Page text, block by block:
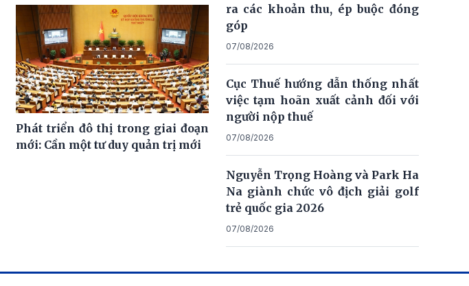
Phát triển đô thị trong giai đoạn
mới: Cần một tư duy quản trị mới
ra các khoản thu, ép buộc đóng
góp
07/08/2026
Cục Thuế hướng dẫn thống nhất
việc tạm hoãn xuất cảnh đối với
người nộp thuế
07/08/2026
Nguyễn Trọng Hoàng và Park Ha
Na giành chức vô địch giải golf
trẻ quốc gia 2026
07/08/2026